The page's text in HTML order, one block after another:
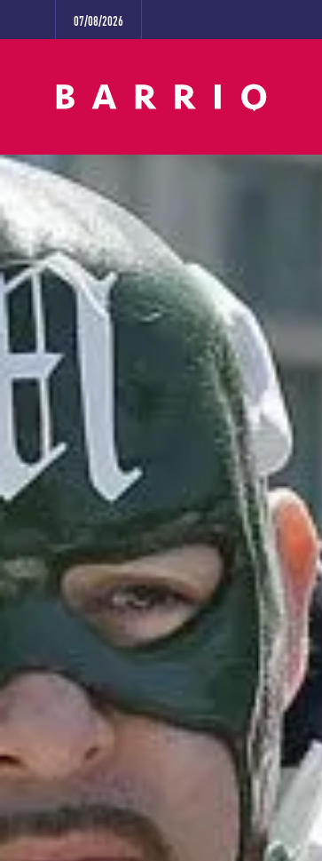
07/08/2026